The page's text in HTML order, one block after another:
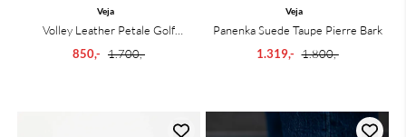
Veja
Volley Leather Petale Golf
Calcaire
850,- 1.700,-
Veja
Panenka Suede Taupe Pierre Bark
1.319,- 1.800,-